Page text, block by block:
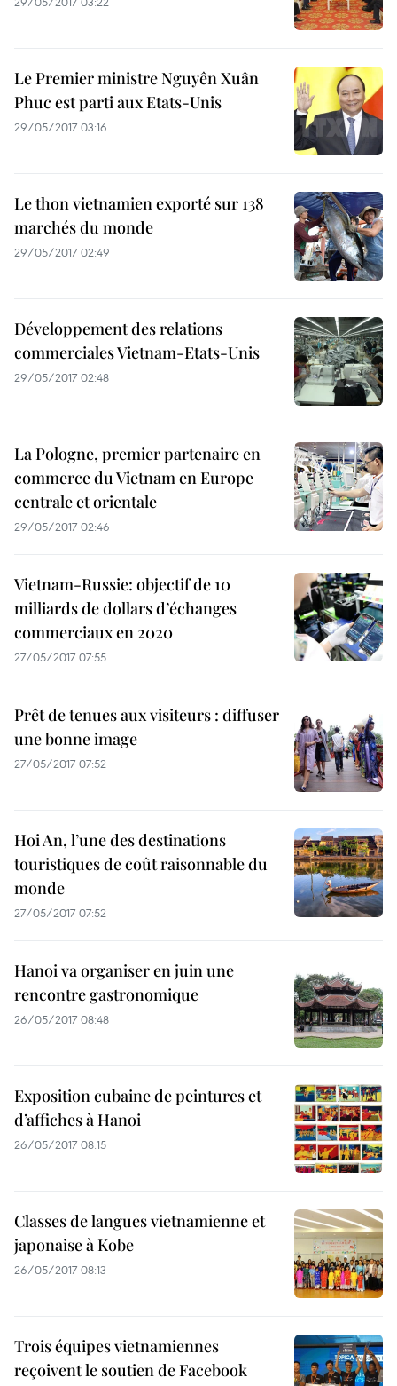
Le Premier ministre Nguyên Xuân
Phuc est parti aux Etats-Unis
29/05/2017 03:16
Le thon vietnamien exporté sur 138
marchés du monde
29/05/2017 02:49
Développement des relations
commerciales Vietnam-Etats-Unis
29/05/2017 02:48
La Pologne, premier partenaire en
commerce du Vietnam en Europe
centrale et orientale
29/05/2017 02:46
Vietnam-Russie: objectif de 10
milliards de dollars d’échanges
commerciaux en 2020
27/05/2017 07:55
Prêt de tenues aux visiteurs : diffuser
une bonne image
27/05/2017 07:52
Hoi An, l’une des destinations
touristiques de coût raisonnable du
monde
27/05/2017 07:52
Hanoi va organiser en juin une
rencontre gastronomique
26/05/2017 08:48
Exposition cubaine de peintures et
d’affiches à Hanoi
26/05/2017 08:15
Classes de langues vietnamienne et
japonaise à Kobe
26/05/2017 08:13
Trois équipes vietnamiennes
reçoivent le soutien de Facebook